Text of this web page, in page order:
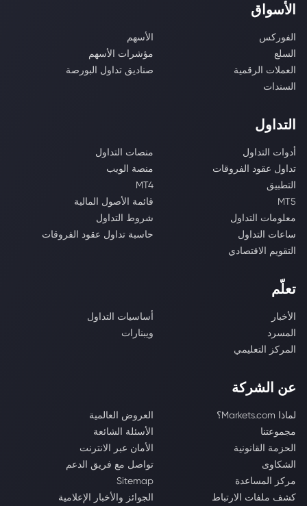
الأسواق
الفوركس
الأسهم
السلع
مؤشرات الأسهم
العملات الرقمية
صناديق تداول البورصة
السندات
التداول
أدوات التداول
منصات التداول
تداول عقود الفروقات
منصة الويب
التطبيق
MT4
MT5
قائمة الأصول المالية
معلومات التداول
شروط التداول
ساعات التداول
حاسبة تداول عقود الفروقات
التقويم الاقتصادي
تعلّم
الأخبار
أساسيات التداول
المسرد
ويبنارات
المركز التعليمي
عن الشركة
لماذا Markets.com؟
العروض العالمية
مجموعتنا
الأسئلة الشائعة
الحزمة القانونية
الأمان عبر الانترنت
الشكاوى
تواصل مع فريق الدعم
مركز المساعدة
Sitemap
كشف ملفات الارتباط
الجوائز والأخبار الإعلامية